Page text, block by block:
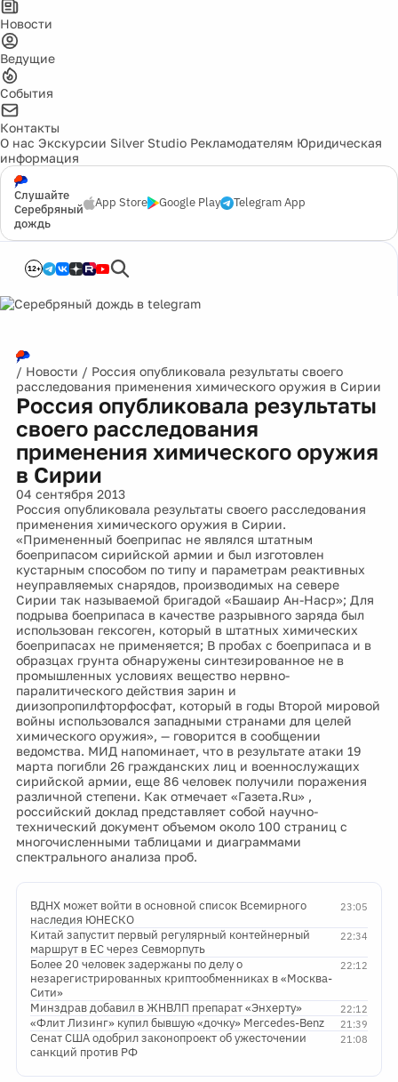
Новости
Ведущие
События
Контакты
О нас Экскурсии Silver Studio Рекламодателям Юридическая
информация
Слушайте
Серебряный
дождь
App Store Google Play Telegram App
12+
/ Новости / Россия опубликовала результаты своего
расследования применения химического оружия в Сирии
Россия опубликовала результаты
своего расследования
применения химического оружия
в Сирии
04 сентября 2013
Россия опубликовала результаты своего расследования
применения химического оружия в Сирии.
«Примененный боеприпас не являлся штатным
боеприпасом сирийской армии и был изготовлен
кустарным способом по типу и параметрам реактивных
неуправляемых снарядов, производимых на севере
Сирии так называемой бригадой «Башаир Ан-Наср»; Для
подрыва боеприпаса в качестве разрывного заряда был
использован гексоген, который в штатных химических
боеприпасах не применяется; В пробах с боеприпаса и в
образцах грунта обнаружены синтезированное не в
промышленных условиях вещество нервно-
паралитического действия зарин и
диизопропилфторфосфат, который в годы Второй мировой
войны использовался западными странами для целей
химического оружия», — говорится в сообщении
ведомства. МИД напоминает, что в результате атаки 19
марта погибли 26 гражданских лиц и военнослужащих
сирийской армии, еще 86 человек получили поражения
различной степени. Как отмечает «Газета.Ru» ,
российский доклад представляет собой научно-
технический документ объемом около 100 страниц с
многочисленными таблицами и диаграммами
спектрального анализа проб.
23:05
ВДНХ может войти в основной список Всемирного
наследия ЮНЕСКО
22:34
Китай запустит первый регулярный контейнерный
маршрут в ЕС через Севморпуть
22:12
Более 20 человек задержаны по делу о
незарегистрированных криптообменниках в «Москва-
Сити»
22:12
Минздрав добавил в ЖНВЛП препарат «Энхерту»
21:39
«Флит Лизинг» купил бывшую «дочку» Mercedes-Benz
21:08
Сенат США одобрил законопроект об ужесточении
санкций против РФ